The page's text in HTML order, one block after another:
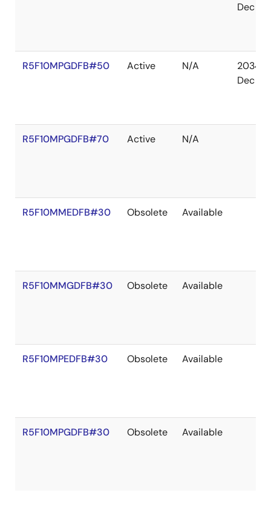
Dec
R5F10MPGDFB#50 Active N/A
2034
Dec
R5F10MPGDFB#70 Active N/A
R5F10MMEDFB#30 Obsolete Available
R5F10MMGDFB#30 Obsolete Available
R5F10MPEDFB#30 Obsolete Available
R5F10MPGDFB#30 Obsolete Available